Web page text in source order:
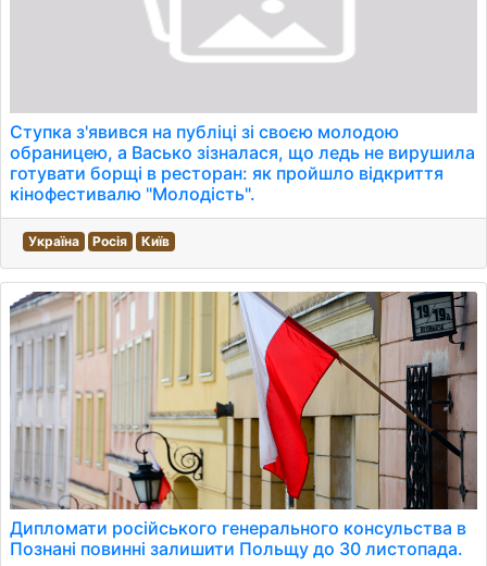
Ступка з'явився на публіці зі своєю молодою
обраницею, а Васько зізналася, що ледь не вирушила
готувати борщі в ресторан: як пройшло відкриття
кінофестивалю "Молодість".
Україна Росія Київ
Дипломати російського генерального консульства в
Познані повинні залишити Польщу до 30 листопада.